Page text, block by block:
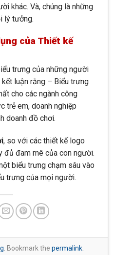
khác. Và, chúng là những
lý tưởng.
của Thiết kế
trưng của những người
luận rằng – Biểu trưng
cho các ngành công
trẻ em, doanh nghiệp
doanh đồ chơi.
, so với các thiết kế logo
đủ đam mê của con người.
biểu trưng chạm sâu vào
trưng của mọi người.
. Bookmark the permalink